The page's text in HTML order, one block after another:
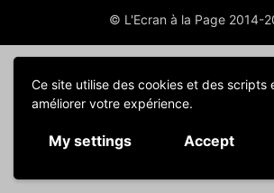
Ce site utilise des cookies et des scripts
améliorer votre expérience.
My settings Accept
© L'Ecran à la Page 2014-